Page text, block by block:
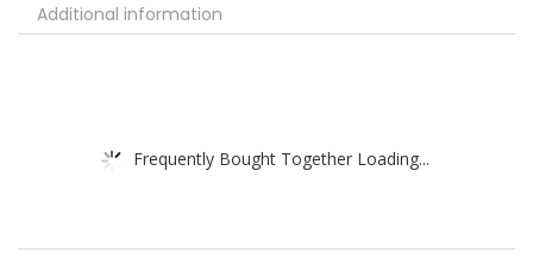
Additional information
Frequently Bought Together Loading...